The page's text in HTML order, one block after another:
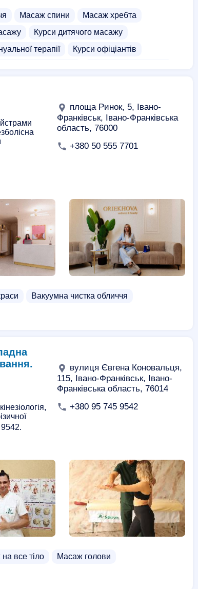
Масаж спини
Масаж хребта
Курси дитячого масажу
терапії
Курси офіціантів
площа Ринок, 5, Івано-
Франківськ, Івано-Франківська
область, 76000
+380 50 555 7701
Вакуумна чистка обличчя
вулиця Євгена Коновальця,
115, Івано-Франківськ, Івано-
Франківська область, 76014
+380 95 745 9542
все тіло
Масаж голови